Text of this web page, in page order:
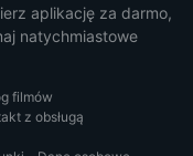
aplikację za darmo,
natychmiastowe
filmów
z obsługą